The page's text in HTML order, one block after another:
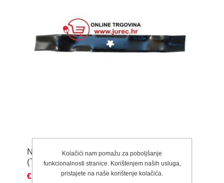
NOŽ HUSQVARNA LT 151/98 – 49 CM
(TRAKTOR)
€27,47
Kolačići nam pomažu za poboljšanje
funkcionalnosti stranice. Korištenjem naših usluga,
pristajete na naše korištenje kolačića.